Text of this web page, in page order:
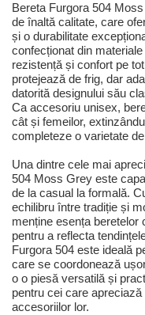
Bereta Furgora 504
de înaltă calitate, care
și o durabilitate
confecționat din
rezistență și confort pe
protejează de frig, dar
datorită designului său
Ca accesoriu unisex,
cât și femeilor,
completeze o varietate
Una dintre cele mai
504 Moss Grey este
de la casual la formală.
echilibru între tradiție și
menține esența
pentru a reflecta
Furgora 504 este ideală
care se coordonează
o o piesă versatilă și
pentru cei care
accesoriilor lor.